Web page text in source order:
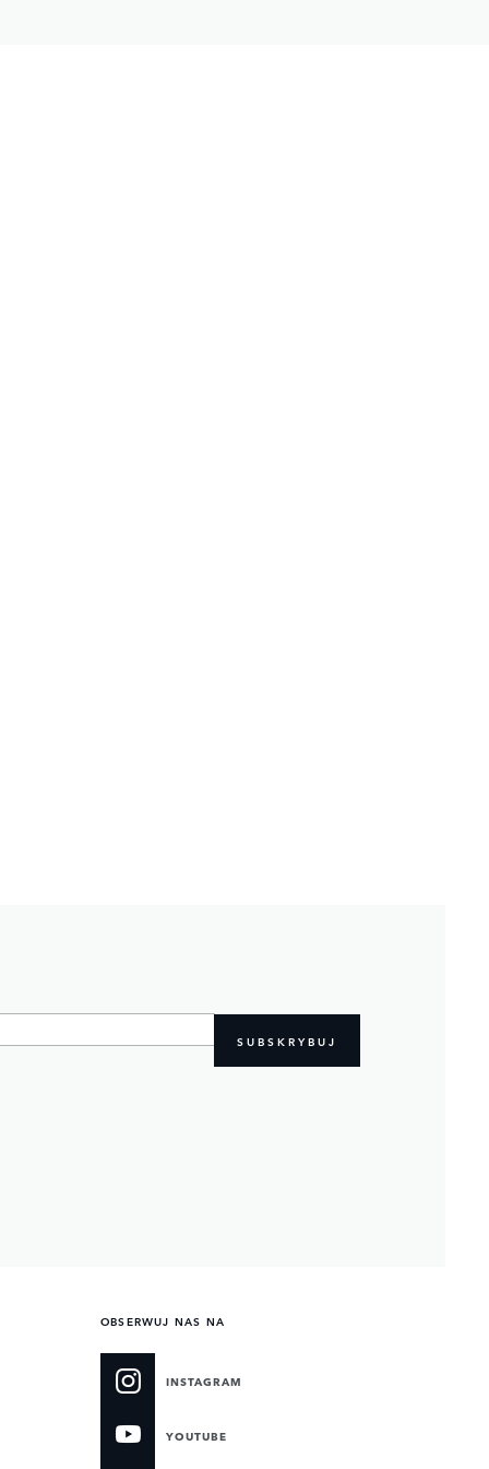
SUBSKRYBUJ
OBSERWUJ NAS NA
INSTAGRAM
YOUTUBE